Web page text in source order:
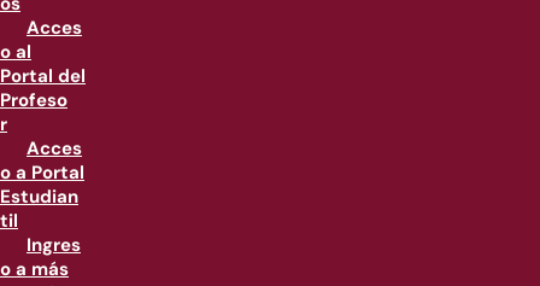
Acces
o al
Portal del
Profeso
r
Acces
o a Portal
Estudian
til
Ingres
o a más